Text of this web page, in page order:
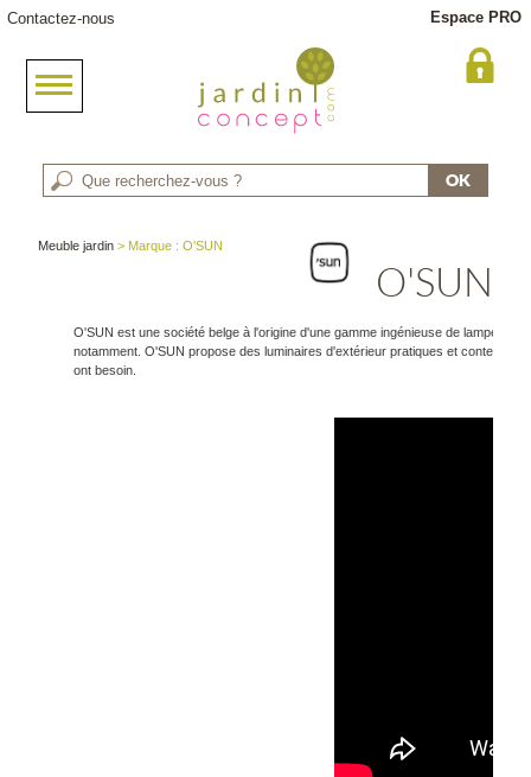
Contactez-nous Espace PRO
Meuble jardin > Marque : O'SUN
O'SUN
O'SUN est une société belge à l'origine d'une gamme ingénieuse de lampes
notamment. O'SUN propose des luminaires d'extérieur pratiques et
ont besoin.